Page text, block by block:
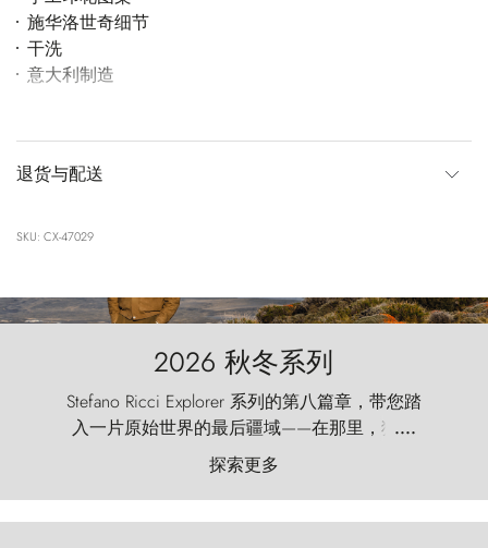
施华洛世奇细节
干洗
意大利制造
退货与配送
SKU: CX-47029
2026 秋冬系列
Stefano Ricci Explorer 系列的第八篇章，带您踏
入一片原始世界的最后疆域——在那里，狂风
以远古的怒号雕琢着自然，而百内塔（Torres
del Paine）则宛如石砌的哨兵，傲然向苍穹发
起挑战。
....
探索更多